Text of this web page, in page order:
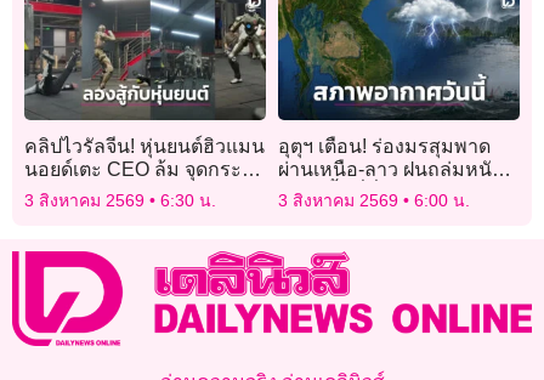
คลิปไวรัลจีน! หุ่นยนต์ฮิวแมน
นอยด์เตะ CEO ล้ม จุดกระแส
การพัฒนาหุ่นยนต์ยุคใหม่
3 สิงหาคม 2569 6:30 น.
อุตุฯ เตือน! ร่องมรสุมพาด
ผ่านเหนือ-ลาว ฝนถล่มหนัก
หลายพื้นที่ทั่วไทย
3 สิงหาคม 2569 6:00 น.